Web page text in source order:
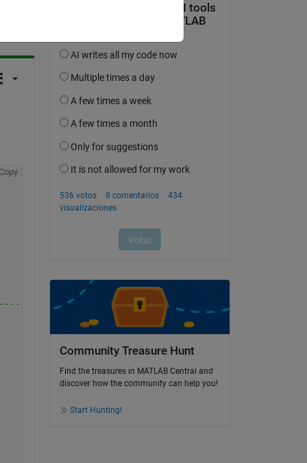
Copy
Community Treasure Hunt
Find the treasures in MATLAB Central and
discover how the community can help you!
Start Hunting!